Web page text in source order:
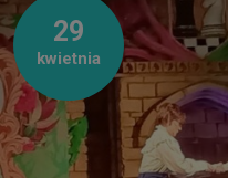
29
kwietnia